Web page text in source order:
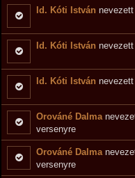
Id. Kóti István
Id. Kóti István
Id. Kóti István
Orováné Dalma
versenyre
Orováné Dalma
versenyre